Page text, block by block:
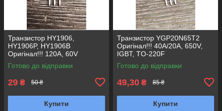
Транзистор HY1906,
HY1906P, HY1906B
Оригінал!!! 120A, 60V
MOSFET (Замена IRF3205
HRF3205 HUF75344P3) TO-
Готово до відправки
29 ₴ 50 ₴
Купити
Транзистор YGP20N65T2
Оригінал!!! 40A/20A, 650V,
IGBT, TO-220F
Готово до відправки
49,30 ₴ 85 ₴
Купити